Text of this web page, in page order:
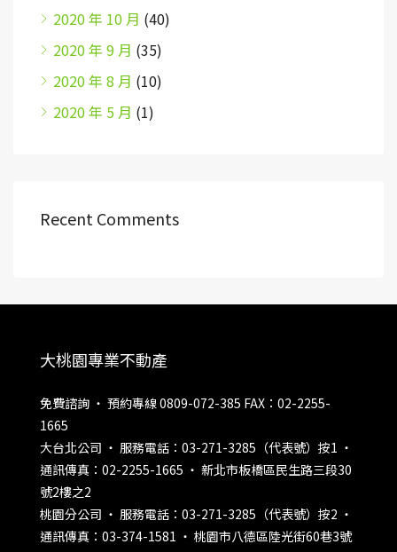
2020 年 10 月 (40)
2020 年 9 月 (35)
2020 年 8 月 (10)
2020 年 5 月 (1)
Recent Comments
大桃園專業不動產
免費諮詢 ‧ 預約專線 0809-072-385 FAX：02-2255-
1665
大台北公司 ‧ 服務電話：03-271-3285（代表號）按1 ‧
通訊傳真：02-2255-1665 ‧ 新北市板橋區民生路三段30
號2樓之2
桃園分公司 ‧ 服務電話：03-271-3285（代表號）按2 ‧
通訊傳真：03-374-1581 ‧ 桃園市八德區陸光街60巷3號